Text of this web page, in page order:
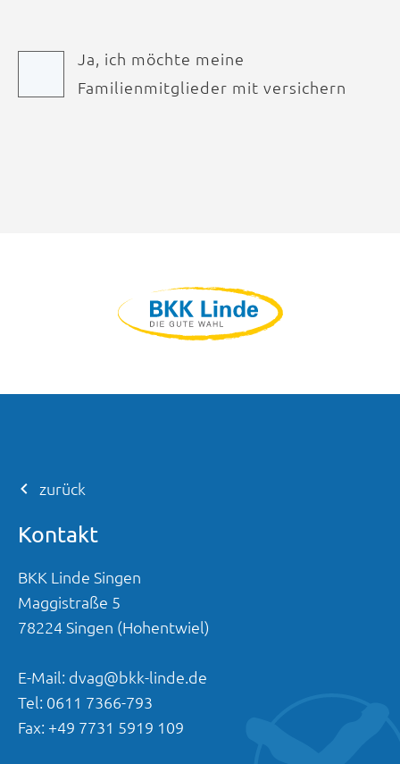
Ja, ich möchte meine
Familienmitglieder mit versichern
zurück
Kontakt
BKK Linde Singen
Maggistraße 5
78224Singen (Hohentwiel)
E-Mail: dvag@bkk-linde.de
Tel: 0611 7366-793
Fax: +49 7731 5919 109